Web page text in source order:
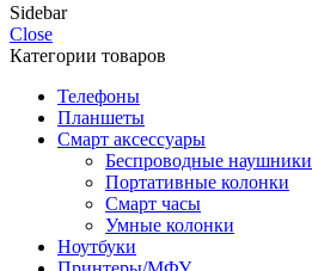
Sidebar
Close
Категории товаров
Телефоны
Планшеты
Смарт аксессуары
Беспроводные наушники
Портативные колонки
Смарт часы
Умные колонки
Ноутбуки